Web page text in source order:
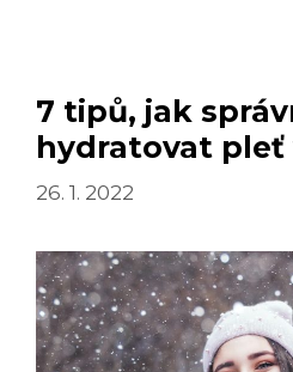
7 tipů, jak
hydratovat pleť
26. 1. 2022